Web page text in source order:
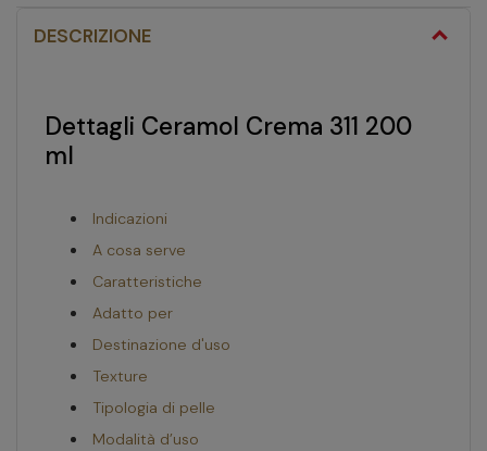
DESCRIZIONE
Dettagli Ceramol Crema 311 200
ml
Indicazioni
A cosa serve
Caratteristiche
Adatto per
Destinazione d'uso
Texture
Tipologia di pelle
Modalità d’uso